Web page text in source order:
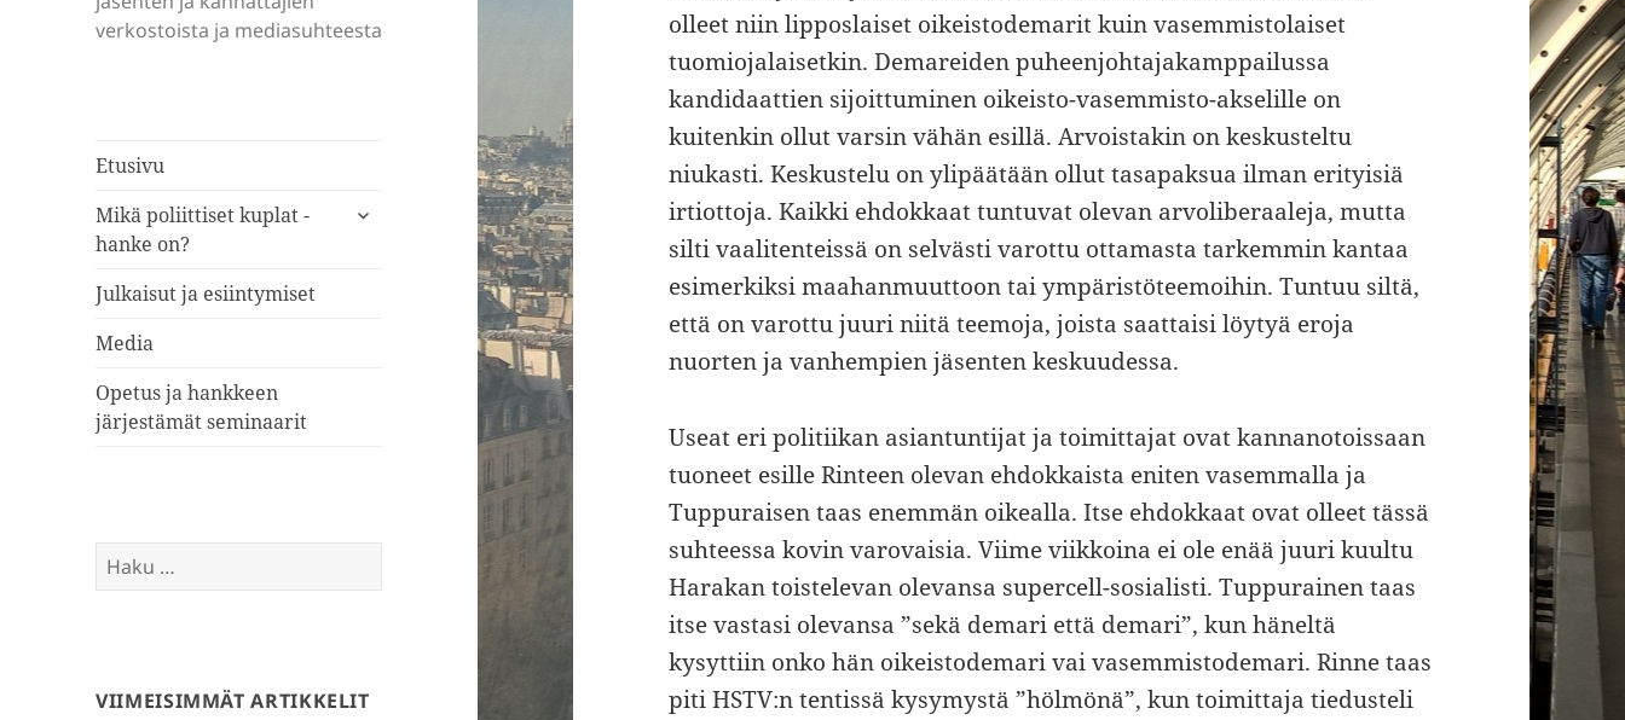
verkostoista ja mediasuhteesta
Etusivu
Mikä poliittiset kuplat -
hanke on?
näytä
Julkaisut ja esiintymiset
Media
Opetus ja hankkeen
järjestämät seminaarit
Haku:
VIIMEISIMMÄT ARTIKKELIT
olleet niin lipposlaiset oikeistodemarit kuin vasemmistolaiset
tuomiojalaisetkin. Demareiden puheenjohtajakamppailussa
kandidaattien sijoittuminen oikeisto-vasemmisto-akselille on
kuitenkin ollut varsin vähän esillä. Arvoistakin on keskusteltu
niukasti. Keskustelu on ylipäätään ollut tasapaksua ilman erityisiä
irtiottoja. Kaikki ehdokkaat tuntuvat olevan arvoliberaaleja, mutta
silti vaalitenteissä on selvästi varottu ottamasta tarkemmin kantaa
esimerkiksi maahanmuuttoon tai ympäristöteemoihin. Tuntuu siltä,
että on varottu juuri niitä teemoja, joista saattaisi löytyä eroja
nuorten ja vanhempien jäsenten keskuudessa.
Useat eri politiikan asiantuntijat ja toimittajat ovat kannanotoissaan
tuoneet esille Rinteen olevan ehdokkaista eniten vasemmalla ja
Tuppuraisen taas enemmän oikealla. Itse ehdokkaat ovat olleet tässä
suhteessa kovin varovaisia. Viime viikkoina ei ole enää juuri kuultu
Harakan toistelevan olevansa supercell-sosialisti. Tuppurainen taas
itse vastasi olevansa ”sekä demari että demari”, kun häneltä
kysyttiin onko hän oikeistodemari vai vasemmistodemari. Rinne taas
piti HSTV:n tentissä kysymystä ”hölmönä”, kun toimittaja tiedusteli